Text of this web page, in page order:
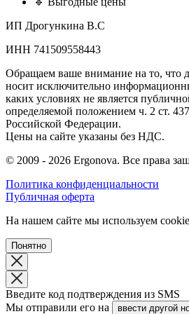
ИП Дрогункина В.С
ИНН 741509558443
Обращаем ваше внимание на то, что
носит исключительно
каких условиях не является
определяемой положением ч. 2 ст.
Российской Федерации.
Цены на сайте указаны без НДС.
© 2009 - 2026 Ergonova. Все права
Политика конфиденциальности
Публичная оферта
На нашем сайте мы используем
Понятно
Введите код подтверждения из SMS
Мы отправили его на
ввести другой